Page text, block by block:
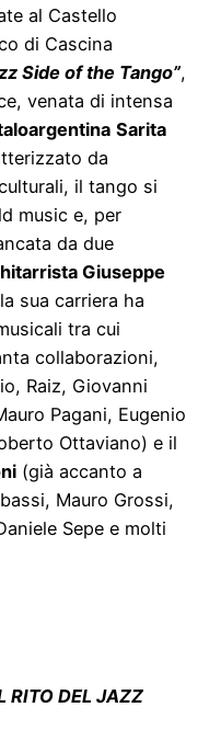
al Castello
di Cascina
Side of the Tango”,
venata di intensa
Sarita
da
il tango si
music e, per
da due
Giuseppe
sua carriera ha
tra cui
collaborazioni,
Raiz, Giovanni
Pagani, Eugenio
Ottaviano) e il
(già accanto a
Mauro Grossi,
Sepe e molti
RITO DEL JAZZ